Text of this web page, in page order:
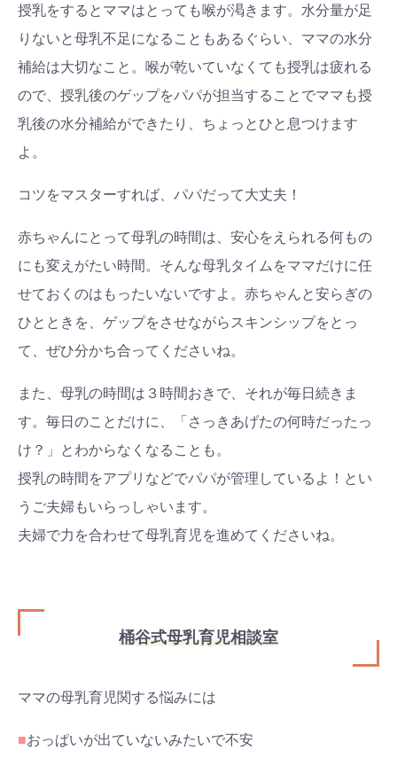
授乳をするとママはとっても喉が渇きます。水分量が足
りないと母乳不足になることもあるぐらい、ママの水分
補給は大切なこと。喉が乾いていなくても授乳は疲れる
ので、授乳後のゲップをパパが担当することでママも授
乳後の水分補給ができたり、ちょっとひと息つけます
よ。
コツをマスターすれば、パパだって大丈夫！
赤ちゃんにとって母乳の時間は、安心をえられる何もの
にも変えがたい時間。そんな母乳タイムをママだけに任
せておくのはもったいないですよ。赤ちゃんと安らぎの
ひとときを、ゲップをさせながらスキンシップをとっ
て、ぜひ分かち合ってくださいね。
また、母乳の時間は３時間おきで、それが毎日続きま
す。毎日のことだけに、「さっきあげたの何時だったっ
け？」とわからなくなることも。
授乳の時間をアプリなどでパパが管理しているよ！とい
うご夫婦もいらっしゃいます。
夫婦で力を合わせて母乳育児を進めてくださいね。
桶谷式母乳育児相談室
ママの母乳育児関する悩みには
■おっぱいが出ていないみたいで不安